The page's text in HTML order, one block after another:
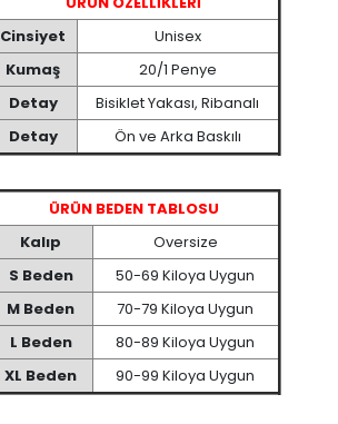
Cinsiyet
Unisex
Kumaş
20/1 Penye
Detay
Bisiklet Yakası, Ribanalı
Detay
Ön ve Arka Baskılı
ÜRÜN BEDEN TABLOSU
Kalıp
Oversize
S Beden
50-69 Kiloya Uygun
M Beden
70-79 Kiloya Uygun
L Beden
80-89 Kiloya Uygun
XL Beden
90-99 Kiloya Uygun